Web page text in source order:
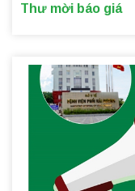
Thư mời báo giá